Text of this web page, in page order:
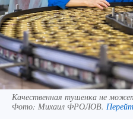
Качественная тушенка не
Фото: Михаил ФРОЛОВ.